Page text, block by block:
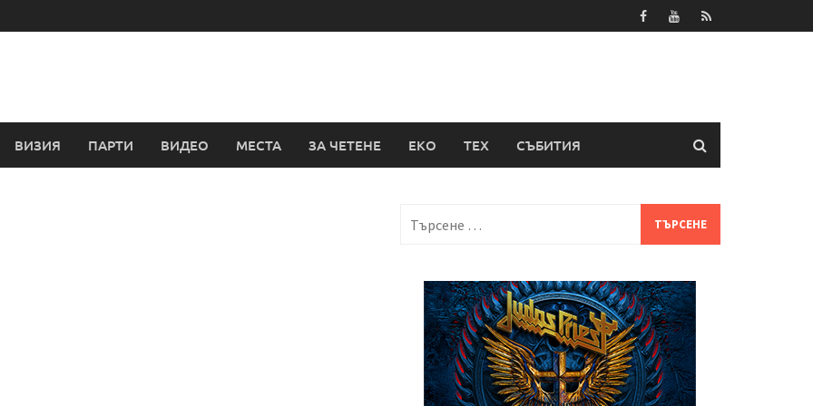
ВИЗИЯ ПАРТИ ВИДЕО МЕСТА ЗА ЧЕТЕНЕ ЕКО ТЕХ СЪБИТИЯ
за: